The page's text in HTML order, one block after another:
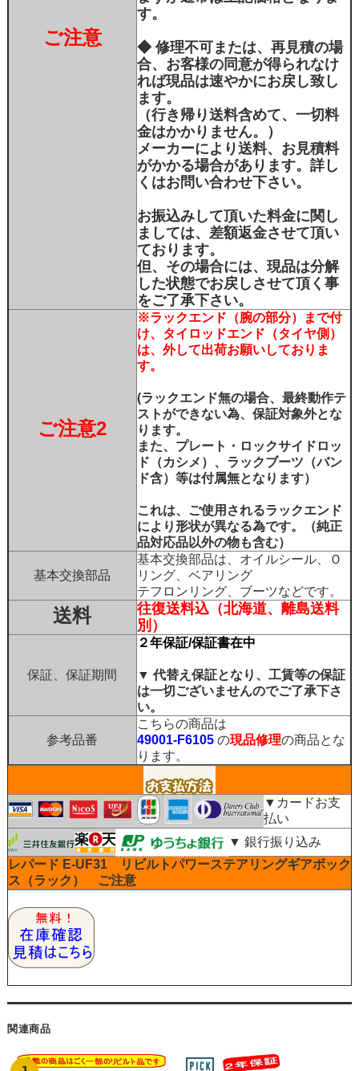
ご注意
す。
◆ 修理不可または、再見積の場
合、お客様の同意が得られなけ
れば現品は速やかにお戻し致し
ます。
（行き帰り送料含めて、一切料
金はかかりません。）
メーカーにより送料、お見積料
がかかる場合があります。詳し
くはお問い合わせ下さい。
お振込みして頂いた料金に関し
ましては、差額返金させて頂い
ております。
但、その場合には、現品は分解
した状態でお戻しさせて頂く事
をご了承下さい。
ご注意2
※ラックエンド（腕の部分）まで付
け、タイロッドエンド（タイヤ側）
は、外して出荷お願いしておりま
す。
(ラックエンド無の場合、最終動作テ
ストができない為、保証対象外とな
ります。
また、プレート・ロックサイドロッ
ド（カシメ）、ラックブーツ（バン
ド含）等は付属無となります）
これは、ご使用されるラックエンド
により形状が異なる為です。（純正
品対応品以外の物も含む）
基本交換部品
基本交換部品は、オイルシール、Ｏ
リング、ベアリング
テフロンリング、ブーツなどです。
送料
往復送料込（北海道、離島送料
別）
保証、保証期間
２年保証/保証書在中
▼ 代替え保証となり、工賃等の保証
は一切ございませんのでご了承下さ
い。
参考品番
こちらの商品は
49001-F6105の現品修理の商品とな
ります。
▼カードお支
払い
▼ 銀行振り込み
レパード E-UF31 リビルトパワーステアリングギアボック
ス（ラック） ご注意
関連商品